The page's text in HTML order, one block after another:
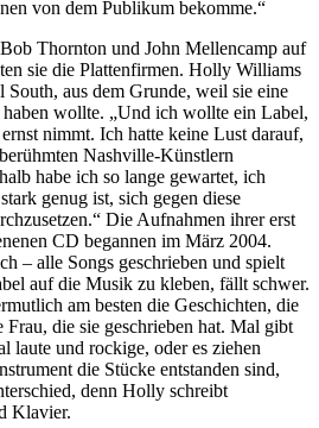
von dem Publikum bekomme.“
Thornton und John Mellencamp auf
sie die Plattenfirmen. Holly Williams
aus dem Grunde, weil sie eine
wollte. „Und ich wollte ein Label,
nimmt. Ich hatte keine Lust darauf,
Nashville-Künstlern
habe ich so lange gewartet, ich
genug ist, sich gegen diese
Die Aufnahmen ihrer erst
CD begannen im März 2004.
– alle Songs geschrieben und spielt
auf die Musik zu kleben, fällt schwer.
am besten die Geschichten, die
die sie geschrieben hat. Mal gibt
laute und rockige, oder es ziehen
die Stücke entstanden sind,
denn Holly schreibt
Klavier.